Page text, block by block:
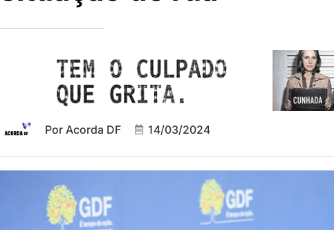
Por Acorda DF 14/03/2024